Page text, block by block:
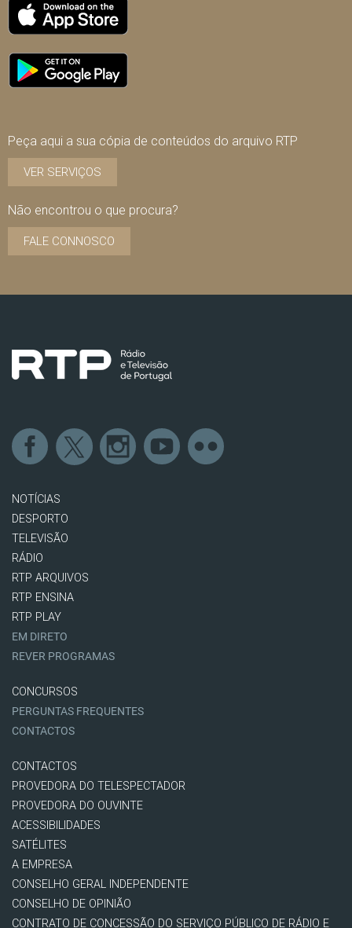
Peça aqui a sua cópia de conteúdos do arquivo RTP
VER SERVIÇOS
Não encontrou o que procura?
FALE CONNOSCO
NOTÍCIAS
DESPORTO
TELEVISÃO
RÁDIO
RTP ARQUIVOS
RTP ENSINA
RTP PLAY
EM DIRETO
REVER PROGRAMAS
CONCURSOS
PERGUNTAS FREQUENTES
CONTACTOS
CONTACTOS
PROVEDORA DO TELESPECTADOR
PROVEDORA DO OUVINTE
ACESSIBILIDADES
SATÉLITES
A EMPRESA
CONSELHO GERAL INDEPENDENTE
CONSELHO DE OPINIÃO
CONTRATO DE CONCESSÃO DO SERVIÇO PÚBLICO DE RÁDIO E